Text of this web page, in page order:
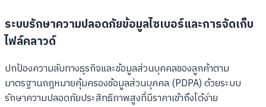
ระบบรักษาความปลอดภัยข้อมูลไซเบอร์และการจัดเก็บ
ไฟล์คลาวด์
ปกป้องความลับทางธุรกิจและข้อมูลส่วนบุคคลของลูกค้าตาม
มาตรฐานกฎหมายคุ้มครองข้อมูลส่วนบุคคล (PDPA) ด้วยระบบ
รักษาความปลอดภัยประสิทธิภาพสูงที่มีราคาเข้าถึงได้ง่าย